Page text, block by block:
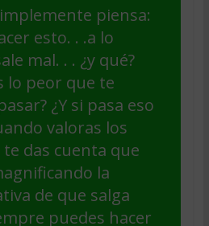
piensa:
esto. . .a lo
mal. . . ¿y qué?
lo peor que te
¿Y si pasa eso
valoras los
das cuenta que
la
de que salga
puedes hacer